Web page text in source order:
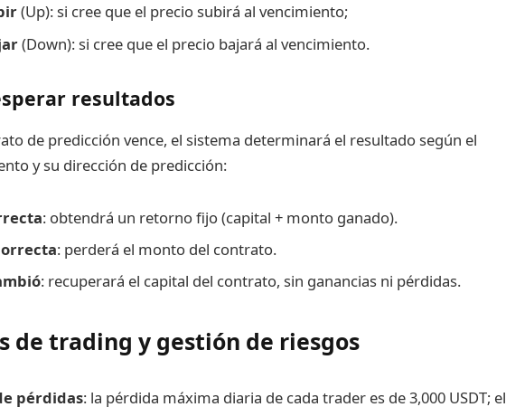
(Up): si cree que el precio subirá al vencimiento;
(Down): si cree que el precio bajará al vencimiento.
resultados
de predicción vence, el sistema determinará el resultado según el
y su dirección de predicción:
: obtendrá un retorno fijo (capital + monto ganado).
: perderá el monto del contrato.
: recuperará el capital del contrato, sin ganancias ni pérdidas.
de trading y gestión de riesgos
pérdidas: la pérdida máxima diaria de cada trader es de 3,000 USDT; el